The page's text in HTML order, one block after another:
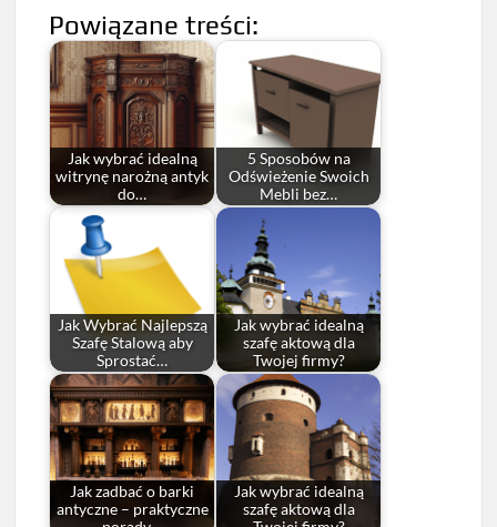
Powiązane treści:
Jak wybrać idealną
witrynę narożną antyk
do…
5 Sposobów na
Odświeżenie Swoich
Mebli bez…
Jak Wybrać Najlepszą
Szafę Stalową aby
Sprostać…
Jak wybrać idealną
szafę aktową dla
Twojej firmy?
Jak zadbać o barki
antyczne – praktyczne
Jak wybrać idealną
szafę aktową dla